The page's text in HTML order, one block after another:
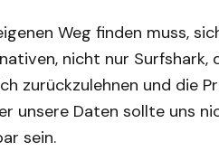
Weg finden muss,
nicht nur Surfshark,
zurückzulehnen und die
unsere Daten sollte uns
sein.